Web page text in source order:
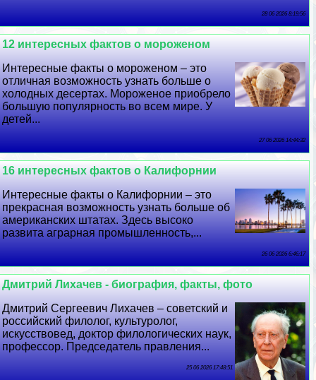
28 06 2026 8:19:56
12 интересных фактов о мороженом
Интересные факты о мороженом – это
отличная возможность узнать больше о
холодных десертах. Мороженое приобрело
большую популярность во всем мире. У
детей...
27 06 2026 14:44:32
16 интересных фактов о Калифорнии
Интересные факты о Калифорнии – это
прекрасная возможность узнать больше об
американских штатах. Здесь высоко
развита аграрная промышленность,...
26 06 2026 6:46:17
Дмитрий Лихачев - биография, факты, фото
Дмитрий Сергеевич Лихачев – советский и
российский филолог, культуролог,
искусствовед, доктор филологических наук,
профессор. Председатель правления...
25 06 2026 17:48:51